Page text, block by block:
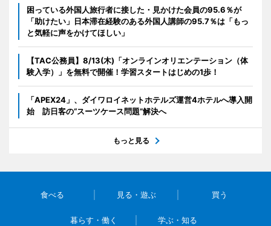
困っている外国人旅行者に接した・見かけた会員の95.6％が
「助けたい」日本滞在経験のある外国人講師の95.7％は「もっ
と気軽に声をかけてほしい」
【TAC公務員】8/13(木)「オンラインオリエンテーション（体
験入学）」を無料で開催！学習スタートはじめの1歩！
「APEX24」、ダイワロイネットホテルズ運営4ホテルへ導入開
始 訪日客の“スーツケース問題”解決へ
もっと見る
食べる 見る・遊ぶ 買う
暮らす・働く 学ぶ・知る